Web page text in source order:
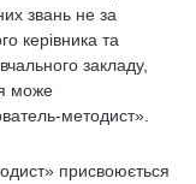
звань не за
керівника та
закладу,
може
методист».
присвоюється